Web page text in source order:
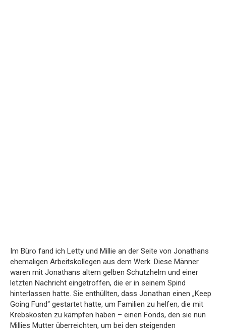
Im Büro fand ich Letty und Millie an der Seite von Jonathans
ehemaligen Arbeitskollegen aus dem Werk. Diese Männer
waren mit Jonathans altem gelben Schutzhelm und einer
letzten Nachricht eingetroffen, die er in seinem Spind
hinterlassen hatte. Sie enthüllten, dass Jonathan einen „Keep
Going Fund“ gestartet hatte, um Familien zu helfen, die mit
Krebskosten zu kämpfen haben – einen Fonds, den sie nun
Millies Mutter überreichten, um bei den steigenden